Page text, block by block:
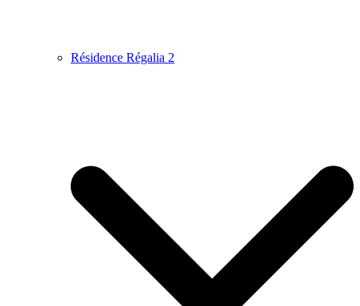
Résidence Régalia 2